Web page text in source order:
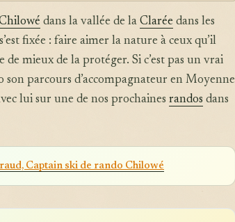
dans la vallée de la Clarée dans les
fixée : faire aimer la nature à ceux qu’il
mieux de la protéger. Si c’est pas un vrai
parcours d’accompagnateur en Moyenne
lui sur une de nos prochaines randos dans
Captain ski de rando Chilowé